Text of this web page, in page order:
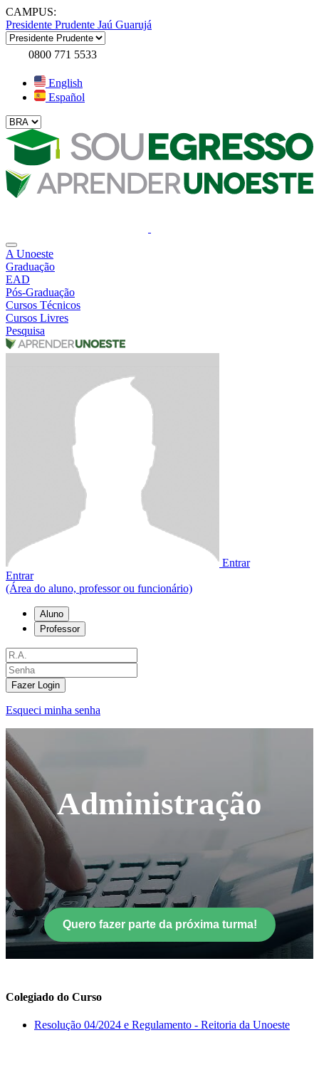
CAMPUS:
Presidente Prudente Jaú Guarujá
0800 771 5533
English
Español
A Unoeste
Graduação
EAD
Pós-Graduação
Cursos Técnicos
Cursos Livres
Pesquisa
Entrar
Entrar
(Área do aluno, professor ou funcionário)
Aluno
Professor
Fazer Login
Esqueci minha senha
Administração
Quero fazer parte da próxima turma!
Colegiado do Curso
Resolução 04/2024 e Regulamento - Reitoria da Unoeste